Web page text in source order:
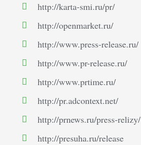
http://karta-smi.ru/pr/
http://openmarket.ru/
http://www.press-release.ru/
http://www.pr-release.ru/
http://www.prtime.ru/
http://pr.adcontext.net/
http://prnews.ru/press-relizy/
http://presuha.ru/release